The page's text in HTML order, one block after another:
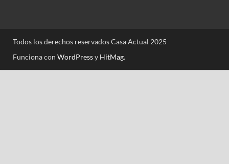
Todos los derechos reservados Casa Actual 2025
Funciona con WordPressy HitMag.